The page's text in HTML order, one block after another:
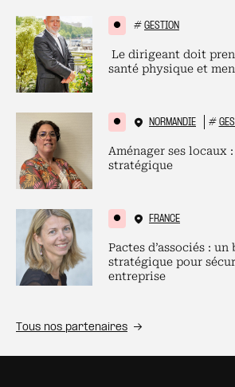
# GESTION
Le dirigeant doit
santé physique et
NORMANDIE #
Aménager ses locaux
stratégique
FRANCE
Pactes d’associés :
stratégique pour
entreprise
Tous nos partenaires